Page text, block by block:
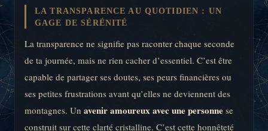
LA TRANSPARENCE AU QUOTIDIEN : UN
GAGE DE SÉRÉNITÉ
La transparence ne signifie pas raconter chaque seconde
de ta journée, mais ne rien cacher d’essentiel. C’est être
capable de partager ses doutes, ses peurs financières ou
ses petites frustrations avant qu’elles ne deviennent des
montagnes. Un avenir amoureux avec une personne se
construit sur cette clarté cristalline. C’est cette honnêteté